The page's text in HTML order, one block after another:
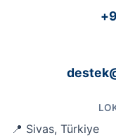
📍 Sivas, Türkiye